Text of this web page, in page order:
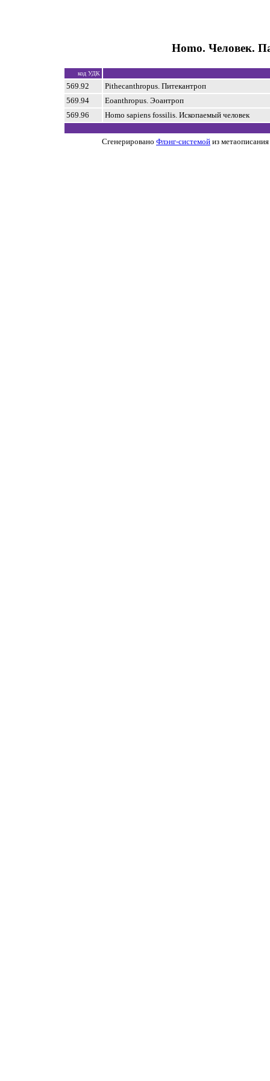
Homo. Человек.
код УДК
569.92
Pithecanthropus. Питекантроп
569.94
Eoanthropus. Эоантроп
569.96
Homo sapiens fossilis. Ископаемый человек
Сгенерировано Флэнг-системой из